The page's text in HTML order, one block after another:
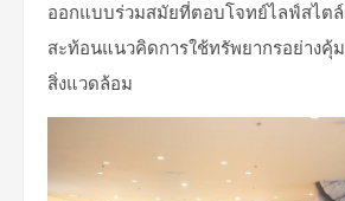
ออกแบบร่วมสมัยที่ตอบโจทย์ไลฟ์สไต
สะท้อนแนวคิดการใช้ทรัพยากรอย่างคุ้
สิ่งแวดล้อม